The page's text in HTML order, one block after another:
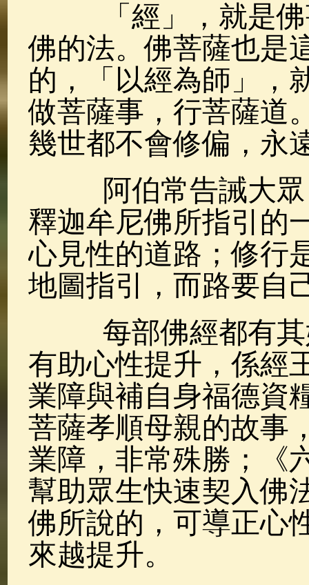
「經」，就是佛
佛的法。佛菩薩也是
的，「以經為師」，
做菩薩事，行菩薩道
幾世都不會修偏，永
阿伯常告誡大眾
釋迦牟尼佛所指引的
心見性的道路；修行
地圖指引，而路要自
每部佛經都有其
有助心性提升，係經
業障與補自身福德資
菩薩孝順母親的故事
業障，非常殊勝；《
幫助眾生快速契入佛
佛所說的，可導正心
來越提升。